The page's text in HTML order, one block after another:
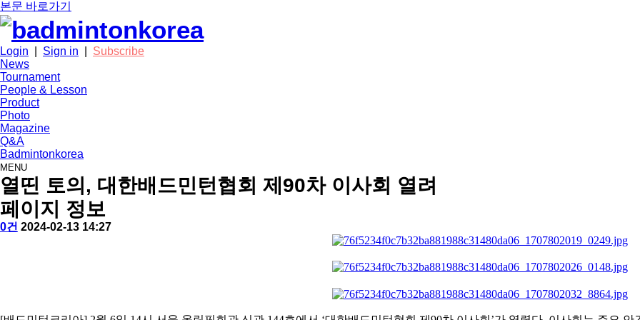
본문 바로가기
Login Sign in
Subscribe
News
Tournament
People & Lesson
Product
Photo
Magazine
Q&A
Badmintonkorea
MENU
news
열띤 토의, 대한배드민턴협회 제90차 이사회 열려
페이지 정보
작
배
댓
0건 작
2024-02-13 14:27